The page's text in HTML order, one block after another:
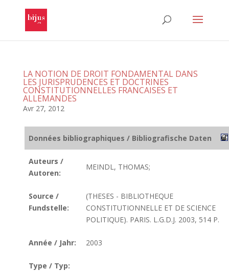
LA NOTION DE DROIT FONDAMENTAL DANS
LES JURISPRUDENCES ET DOCTRINES
CONSTITUTIONNELLES FRANCAISES ET
ALLEMANDES
Avr 27, 2012
Données bibliographiques / Bibliografische Daten
Auteurs /
Autoren:
MEINDL, THOMAS;
Source /
Fundstelle:
(THESES - BIBLIOTHEQUE
CONSTITUTIONNELLE ET DE SCIENCE
POLITIQUE). PARIS. L.G.D.J. 2003, 514 P.
Année / Jahr: 2003
Type / Typ: